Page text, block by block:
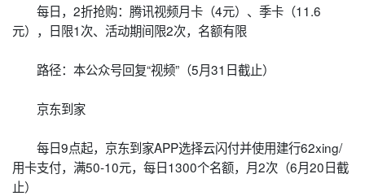
每日，2折抢购：腾讯视频月卡（4元）、季卡（11.6
元），日限1次、活动期间限2次，名额有限
路径：本公众号回复“视频”（5月31日截止）
京东到家
每日9点起，京东到家APP选择云闪付并使用建行62xing/
用卡支付，满50-10元，每日1300个名额，月2次（6月20日截
止）